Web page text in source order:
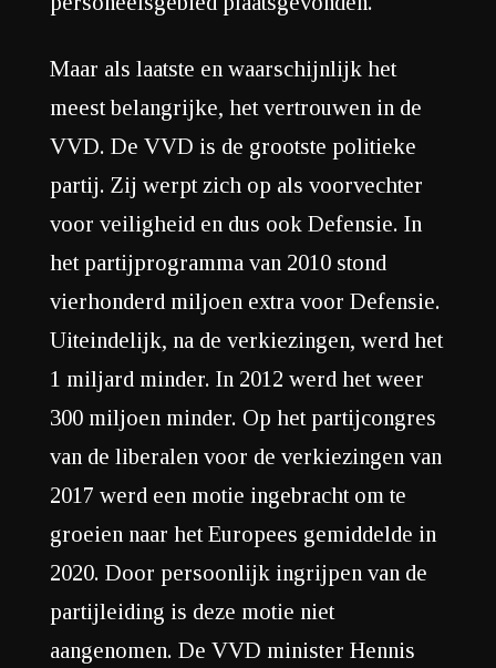
Maar als laatste en waarschijnlijk het
meest belangrijke, het vertrouwen in de
VVD. De VVD is de grootste politieke
partij. Zij werpt zich op als voorvechter
voor veiligheid en dus ook Defensie. In
het partijprogramma van 2010 stond
vierhonderd miljoen extra voor Defensie.
Uiteindelijk, na de verkiezingen, werd het
1 miljard minder. In 2012 werd het weer
300 miljoen minder. Op het partijcongres
van de liberalen voor de verkiezingen van
2017 werd een motie ingebracht om te
groeien naar het Europees gemiddelde in
2020. Door persoonlijk ingrijpen van de
partijleiding is deze motie niet
aangenomen. De VVD minister Hennis